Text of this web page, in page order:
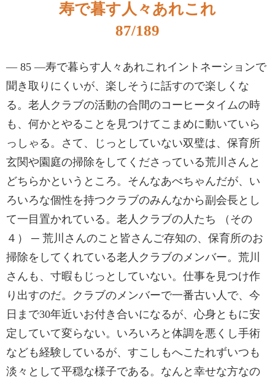
寿で暮す人々あれこれ
87/189
— 85 —寿で暮らす人々あれこれイントネーションで
聞き取りにくいが、楽しそうに話すので楽しくな
る。老人クラブの活動の合間のコーヒータイムの時
も、何かとやることを見つけてこまめに動いていら
っしゃる。さて、じっとしていない双璧は、保育所
玄関や園庭の掃除をしてくださっている荒川さんと
どちらかというところ。そんなあべちゃんだが、い
ろいろな個性を持つクラブのみんなから副会長とし
て一目置かれている。老人クラブの人たち （その
４） ─ 荒川さんのこと皆さんご存知の、保育所のお
掃除をしてくれている老人クラブのメンバー。荒川
さんも、寸暇もじっとしていない。仕事を見つけ作
り出すのだ。クラブのメンバーで一番古い人で、今
日まで30年近いお付き合いになるが、心身ともに安
定していて変らない。いろいろと体調を悪くし手術
なども経験しているが、すこしもへこたれずいつも
淡々として平穏な様子である。なんと幸せな方なの